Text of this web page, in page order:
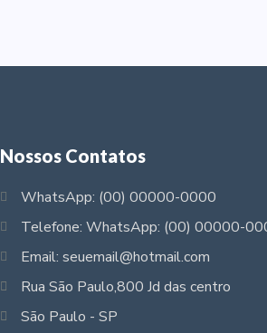
Nossos Contatos
WhatsApp: (00) 00000-0000
Telefone: WhatsApp: (00) 00000-
Email: seuemail@hotmail.com
Rua São Paulo,800 Jd das centro
São Paulo - SP